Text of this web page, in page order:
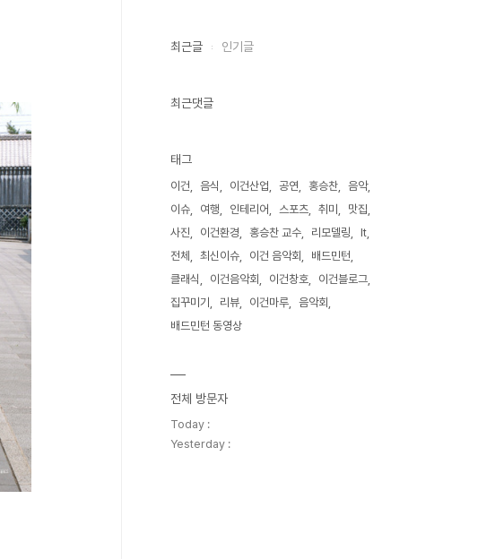
최근글 인기글
최근댓글
태그
이건 음식 이건산업 공연 홍승찬
음악
이슈
여행 인테리어 스포츠 취미
맛집
사진
이건환경 홍승찬 교수 리모델링
It
전체
최신이슈 이건 음악회
배드민턴
클래식
이건음악회 이건창호
이건블로그
집꾸미기
리뷰 이건마루
음악회
배드민턴 동영상
전체 방문자
Today :
Yesterday :